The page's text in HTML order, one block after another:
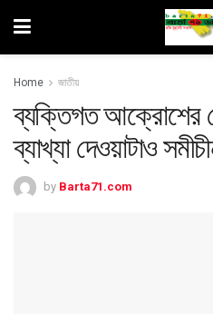
Home জাতীয়
ব্যক্তিগত আক্রোশের
ব্যাখ্যা দেওয়াটাও
by Barta71.com